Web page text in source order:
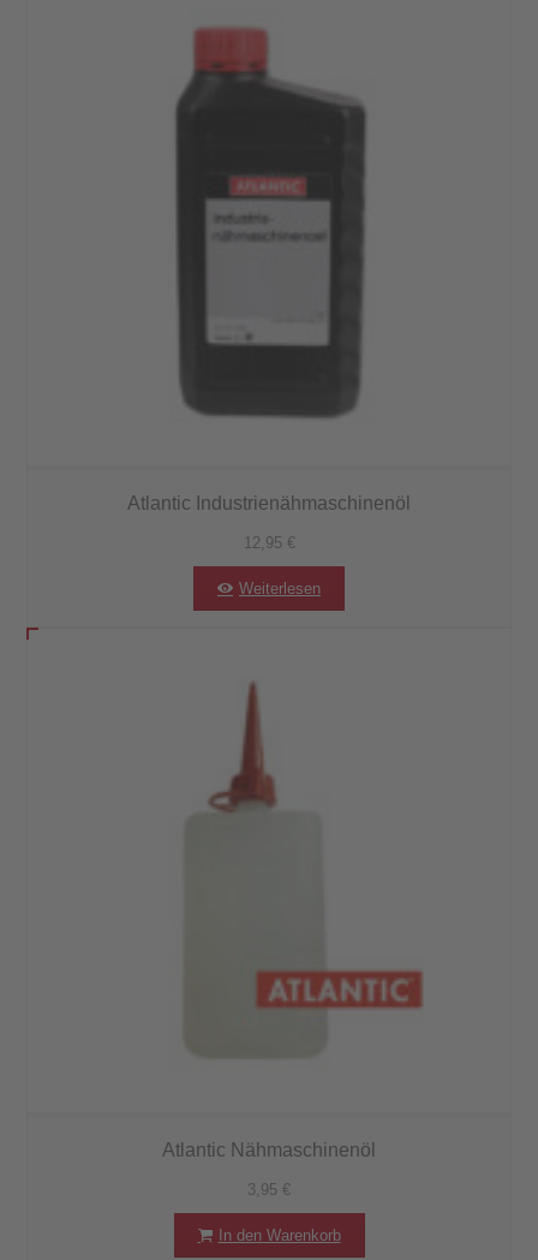
Atlantic Industrienähmaschinenöl
12,95 €
Weiterlesen
Atlantic Nähmaschinenöl
3,95 €
In den Warenkorb